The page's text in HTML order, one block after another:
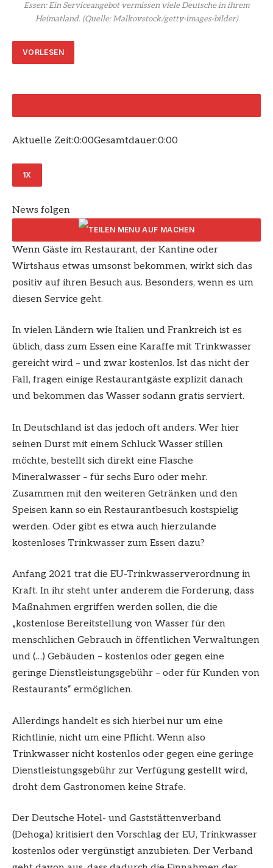
Essen: Ein Serviceangebot vermissen viele Deutsche in ihrem
Heimatland.(Quelle: Malkovstock/getty-images-bilder)
VORLESEN
Aktuelle Zeit:0:00Gesamtdauer:0:00
1X
News folgen
ARTIKEL TEILEN
Wenn Gäste im Restaurant, der Kantine oder
Wirtshaus etwas umsonst bekommen, wirkt sich das
positiv auf ihren Besuch aus. Besonders, wenn es um
diesen Service geht.
In vielen Ländern wie Italien und Frankreich ist es
üblich, dass zum Essen eine Karaffe mit Trinkwasser
gereicht wird – und zwar kostenlos. Ist das nicht der
Fall, fragen einige Restaurantgäste explizit danach
und bekommen das Wasser sodann gratis serviert.
In Deutschland ist das jedoch oft anders. Wer hier
seinen Durst mit einem Schluck Wasser stillen
möchte, bestellt sich direkt eine Flasche
Mineralwasser – für sechs Euro oder mehr.
Zusammen mit den weiteren Getränken und den
Speisen kann so ein Restaurantbesuch kostspielig
werden. Oder gibt es etwa auch hierzulande
kostenloses Trinkwasser zum Essen dazu?
Anfang 2021 trat die EU-Trinkwasserverordnung in
Kraft. In ihr steht unter anderem die Forderung, dass
Maßnahmen ergriffen werden sollen, die die
„kostenlose Bereitstellung von Wasser für den
menschlichen Gebrauch in öffentlichen Verwaltungen
und (…) Gebäuden – kostenlos oder gegen eine
geringe Dienstleistungsgebühr – oder für Kunden von
Restaurants“ ermöglichen.
Allerdings handelt es sich hierbei nur um eine
Richtlinie, nicht um eine Pflicht. Wenn also
Trinkwasser nicht kostenlos oder gegen eine geringe
Dienstleistungsgebühr zur Verfügung gestellt wird,
droht dem Gastronomen keine Strafe.
Der Deutsche Hotel- und Gaststättenverband
(Dehoga) kritisiert den Vorschlag der EU, Trinkwasser
kostenlos oder vergünstigt anzubieten. Der Verband